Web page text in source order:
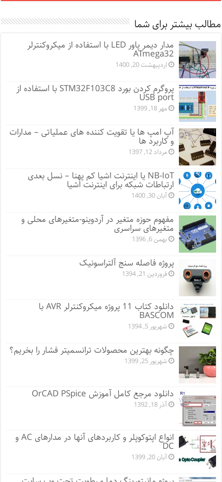
مطالب بیشتر برای شما
مدار دیمر پاور LED با استفاده از میکروکنترلر
ATmega32
اردیبهشت 20, 1400
پروگرم کردن بورد STM32F103C8 با استفاده از
USB port
مهر 18, 1399
آپ امپ ها یا تقویت کننده های عملیاتی – مدارات
و کاربرد ها
مرداد 12, 1397
NB-IoT یا اینترنت اشیا کم پهنا – نسل بعدی
ارتباطات شبکه برای اینترنت اشیا
آبان 30, 1400
مفهوم حوزه متغیر در آردوینو-متغیرهای محلی و
متغیرهای سراسری
بهمن 6, 1396
پروژه فاصله سنج آلتراسونیک
فروردین 21, 1394
دانلود کتاب 11 پروژه میکروکنترلر AVR با
BASCOM
شهریور 5, 1394
چگونه بهترین محصولات ترانسمیتر فشار را بخریم؟
شهریور 25, 1399
دانلود مرجع کامل آموزش OrCAD PSpice
آذر 18, 1392
انواع اپتوکوپلر و کاربردهای آنها در مدارهای AC و
DC
آبان 20, 1399